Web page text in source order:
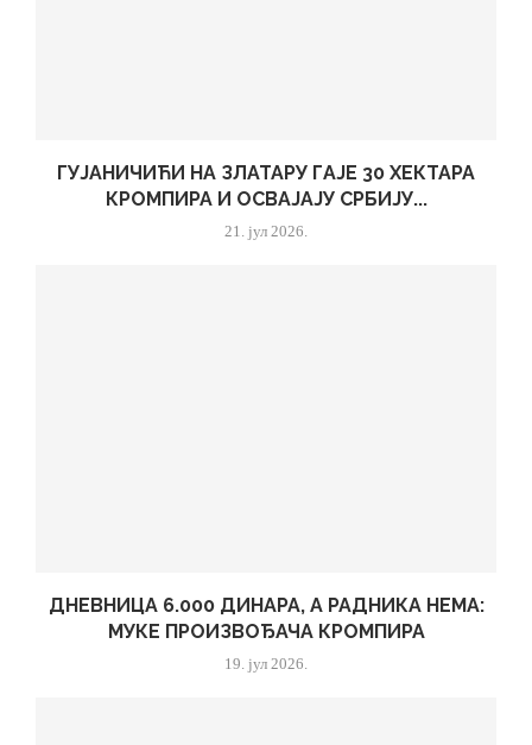
ГУЈАНИЧИЋИ НА ЗЛАТАРУ ГАЈЕ 30 ХЕКТАРА
КРОМПИРА И ОСВАЈАЈУ СРБИЈУ...
21. јул 2026.
ДНЕВНИЦА 6.000 ДИНАРА, А РАДНИКА НЕМА:
МУКЕ ПРОИЗВОЂАЧА КРОМПИРА
19. јул 2026.